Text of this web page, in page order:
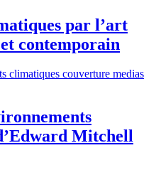
par l’art
contemporain
Mitchell